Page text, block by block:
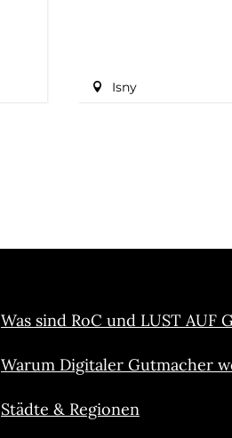
Isny
Was sind RoC und LUST AUF
Warum Digitaler Gutmacher
Städte & Regionen